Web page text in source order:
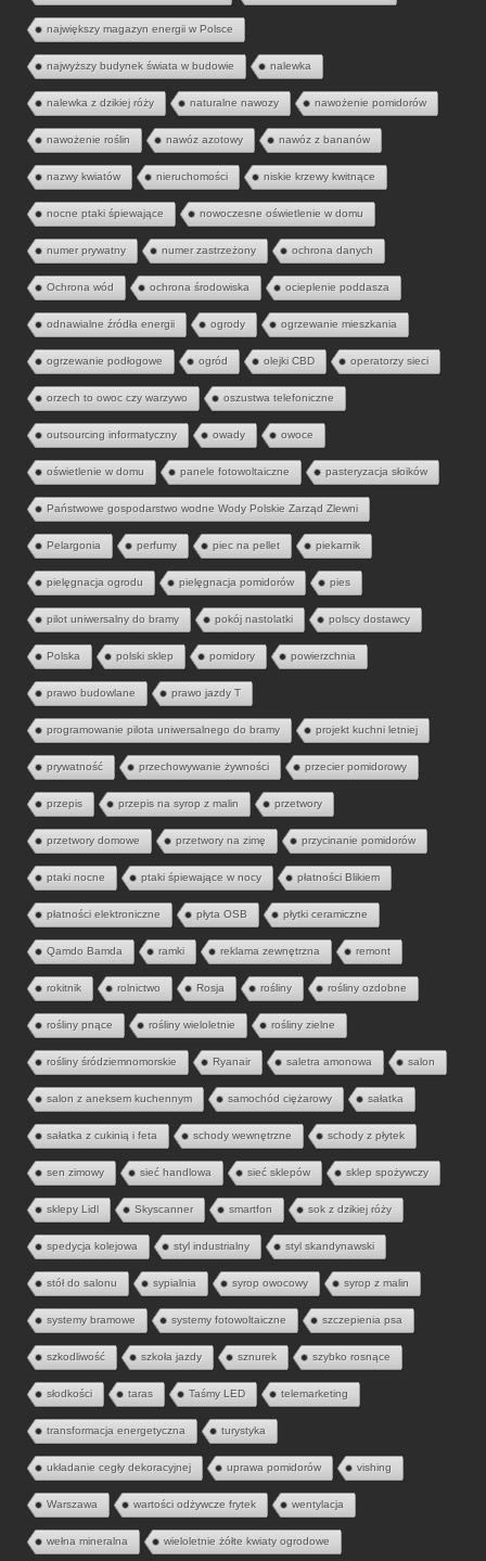
największy magazyn energii w Polsce
najwyższy budynek świata w budowie nalewka
nalewka z dzikiej róży naturalne nawozy nawożenie pomidorów
nawożenie roślin nawóz azotowy nawóz z bananów
nazwy kwiatów nieruchomości niskie krzewy kwitnące
nocne ptaki śpiewające nowoczesne oświetlenie w domu
numer prywatny numer zastrzeżony ochrona danych
Ochrona wód ochrona środowiska ocieplenie poddasza
odnawialne źródła energii ogrody ogrzewanie mieszkania
ogrzewanie podłogowe ogród olejki CBD operatorzy sieci
orzech to owoc czy warzywo oszustwa telefoniczne
outsourcing informatyczny owady owoce
oświetlenie w domu panele fotowoltaiczne pasteryzacja słoików
Państwowe gospodarstwo wodne Wody Polskie Zarząd Zlewni
Pelargonia perfumy piec na pellet piekarnik
pielęgnacja ogrodu pielęgnacja pomidorów pies
pilot uniwersalny do bramy pokój nastolatki polscy dostawcy
Polska polski sklep pomidory powierzchnia
prawo budowlane prawo jazdy T
programowanie pilota uniwersalnego do bramy projekt kuchni letniej
prywatność przechowywanie żywności przecier pomidorowy
przepis przepis na syrop z malin przetwory
przetwory domowe przetwory na zimę przycinanie pomidorów
ptaki nocne ptaki śpiewające w nocy płatności Blikiem
płatności elektroniczne płyta OSB płytki ceramiczne
Qamdo Bamda ramki reklama zewnętrzna remont
rokitnik rolnictwo Rosja rośliny rośliny ozdobne
rośliny pnące rośliny wieloletnie rośliny zielne
rośliny śródziemnomorskie Ryanair saletra amonowa salon
salon z aneksem kuchennym samochód ciężarowy sałatka
sałatka z cukinią i feta schody wewnętrzne schody z płytek
sen zimowy sieć handlowa sieć sklepów sklep spożywczy
sklepy Lidl Skyscanner smartfon sok z dzikiej róży
spedycja kolejowa styl industrialny styl skandynawski
stół do salonu sypialnia syrop owocowy syrop z malin
systemy bramowe systemy fotowoltaiczne szczepienia psa
szkodliwość szkoła jazdy sznurek szybko rosnące
słodkości taras Taśmy LED telemarketing
transformacja energetyczna turystyka
układanie cegły dekoracyjnej uprawa pomidorów vishing
Warszawa wartości odżywcze frytek wentylacja
wełna mineralna wieloletnie żółte kwiaty ogrodowe